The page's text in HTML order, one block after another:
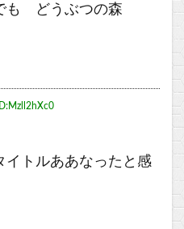
も どうぶつの森
イトルああなったと感